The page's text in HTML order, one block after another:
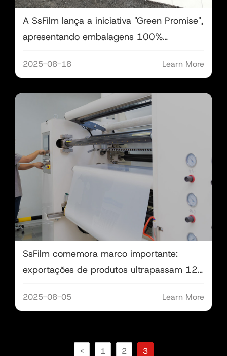
A SsFilm lança a iniciativa "Green Promise",
apresentando embalagens 100%
COVs (Compostos Orgânicos Voláteis).
2025-08-18 Learn More
SsFilm comemora marco importante:
exportações de produtos ultrapassam 120
2025-08-05 Learn More
< 1 2 3